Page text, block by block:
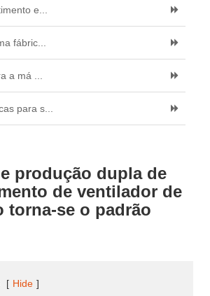
e...
fábric...
a má ...
para s...
produção dupla de
de ventilador de
torna-se o padrão
[ Hide ]